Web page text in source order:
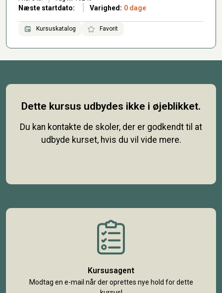
Næste startdato: Varighed: 0 dage
Kursuskatalog Favorit
Dette kursus udbydes ikke i øjeblikket.
Du kan kontakte de skoler, der er godkendt til at
udbyde kurset, hvis du vil vide mere.
Kursusagent
Modtag en e-mail når der oprettes nye hold for dette